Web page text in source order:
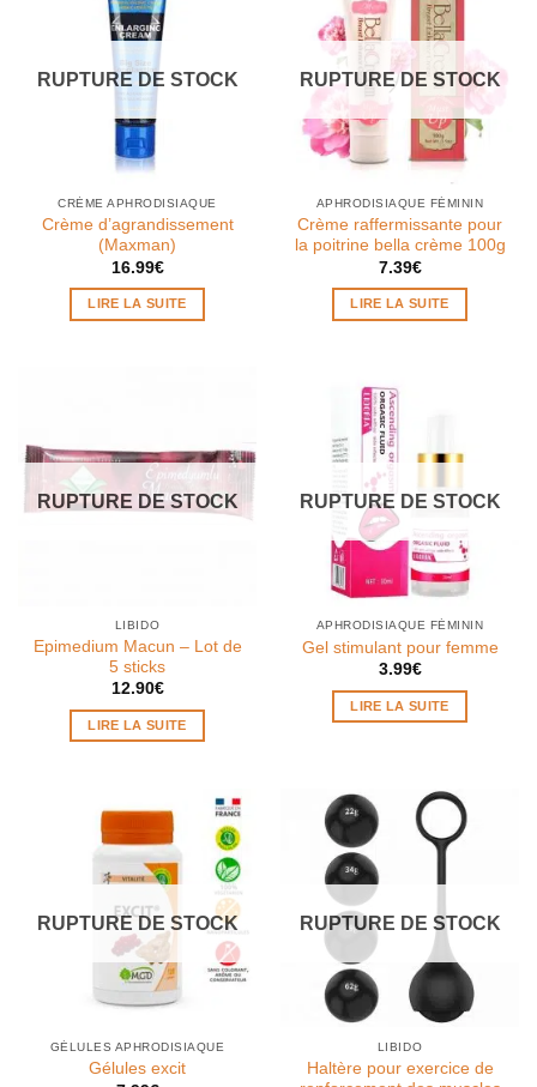
RUPTURE DE STOCK
CRÈME APHRODISIAQUE
Crème d’agrandissement
(Maxman)
16.99€
LIRE LA SUITE
RUPTURE DE STOCK
APHRODISIAQUE FÉMININ
Crème raffermissante pour
la poitrine bella crème 100g
7.39€
LIRE LA SUITE
RUPTURE DE STOCK
LIBIDO
Epimedium Macun – Lot de
5 sticks
12.90€
LIRE LA SUITE
RUPTURE DE STOCK
APHRODISIAQUE FÉMININ
Gel stimulant pour femme
3.99€
LIRE LA SUITE
RUPTURE DE STOCK
GÉLULES APHRODISIAQUE
Gélules excit
RUPTURE DE STOCK
LIBIDO
Haltère pour exercice de